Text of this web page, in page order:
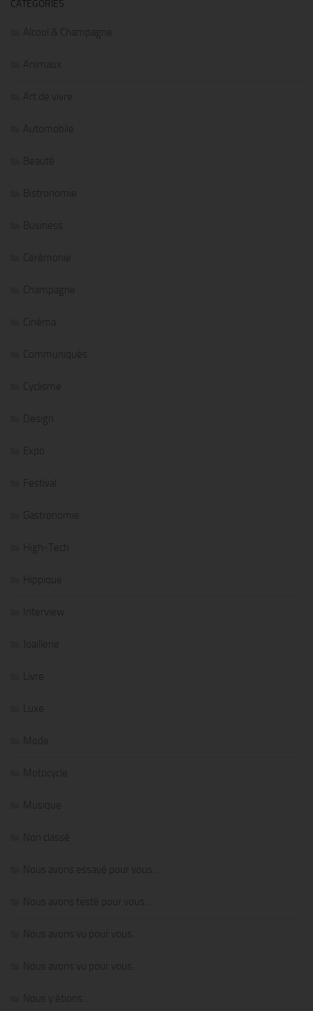
CATÉGORIES
Alcool & Champagne
Animaux
Art de vivre
Automobile
Beauté
Bistronomie
Business
Cérémonie
Champagne
Cinéma
Communiqués
Cyclisme
Design
Expo
Festival
Gastronomie
High-Tech
Hippique
Interview
Joaillerie
Livre
Luxe
Mode
Motocycle
Musique
Non classé
Nous avons essayé pour vous…
Nous avons testé pour vous…
Nous avons vu pour vous…
Nous avons vu pour vous…
Nous y étions…